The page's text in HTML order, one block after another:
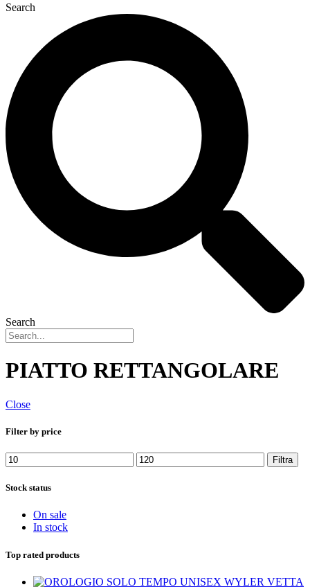
Search
Search
PIATTO RETTANGOLARE
Close
Filter by price
Prezzo
Min
Prezzo
Max
Filtra
Stock status
On sale
In stock
Top rated products